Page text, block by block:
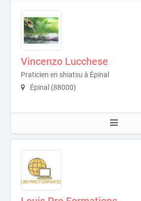
Vincenzo Lucchese
Praticien en shiatsu à Épinal
Épinal (88000)